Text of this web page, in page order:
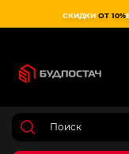
СКИДКИ ОТ 10%